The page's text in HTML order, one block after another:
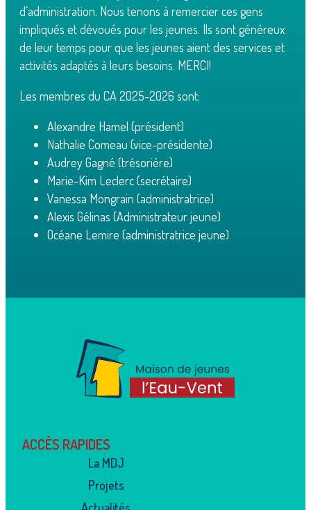
d’administration. Nous tenons à remercier ces gens
impliqués et dévoués pour les jeunes. Ils sont généreux
de leur temps pour que les jeunes aient des services et
activités adaptés à leurs besoins. MERCI!
Les membres du CA 2025-2026 sont:
Alexandre Hamel (président)
Nathalie Comeau (vice-présidente)
Audrey Gagné (trésorière)
Marie-Kim Leclerc (secrétaire)
Vanessa Mongrain (administratrice)
Alexis Gélinas (Administrateur jeune)
Océane Lemire (administratrice jeune)
ACCÈS RAPIDES
La MDJ
Projets